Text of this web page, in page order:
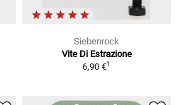
Siebenrock
Vite Di Estrazione
6,90 €1